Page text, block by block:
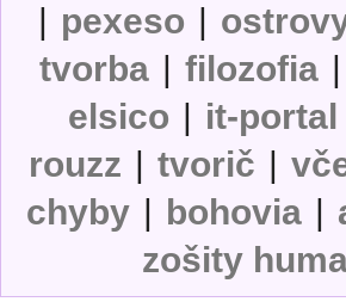
| pexeso |
tvorba | filozofia |
elsico | it-portal
rouzz | tvorič |
chyby | bohovia |
zošity